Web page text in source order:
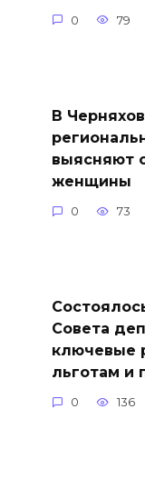
0 79
В
выясняют
женщины
0 73
Совета
ключевые
льготам и
0 136